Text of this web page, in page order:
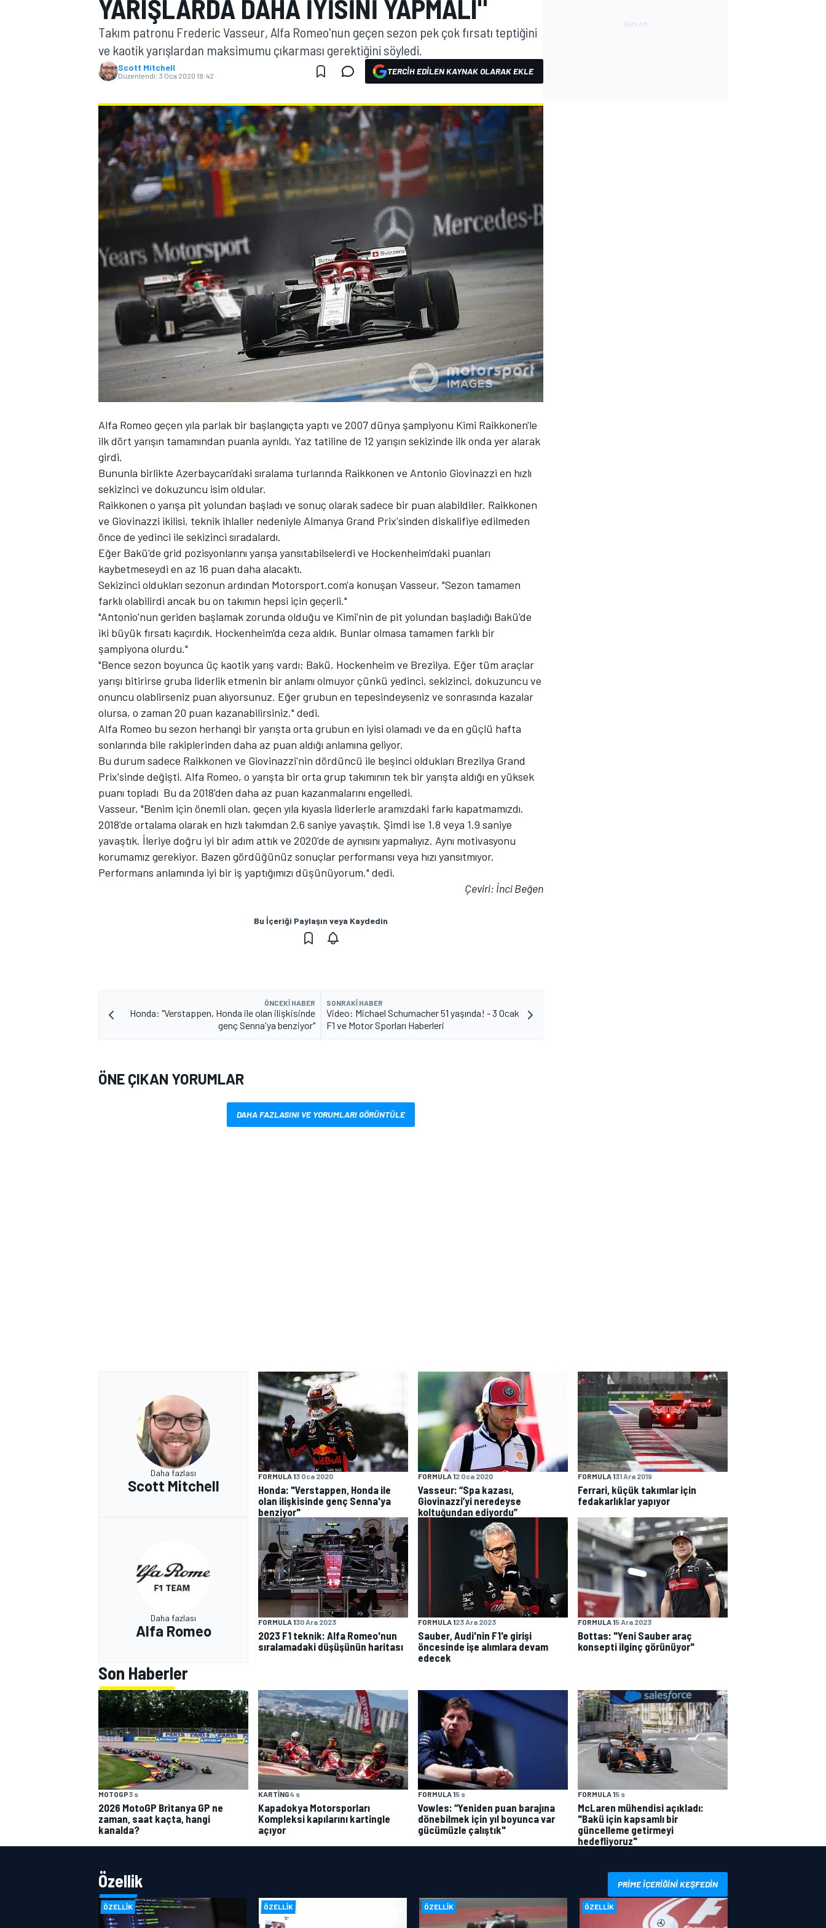
MOTOGP
WORLD SUPERBIKE
WRC
TÜRK SPORCULAR
YARIŞLARDA DAHA IYISINI YAPMALI"
Takım patronu Frederic Vasseur, Alfa Romeo'nun geçen sezon pek çok fırsatı teptiğini
ve kaotik yarışlardan maksimumu çıkarması gerektiğini söyledi.
Scott Mitchell
Düzenlendi: 3 Oca 2020 18:42 TERCIH EDILEN KAYNAK OLARAK EKLE
Alfa Romeo geçen yıla parlak bir başlangıçta yaptı ve 2007 dünya şampiyonu Kimi Raikkonen'le
ilk dört yarışın tamamından puanla ayrıldı. Yaz tatiline de 12 yarışın sekizinde ilk onda yer alarak
girdi.
Bununla birlikte Azerbaycan'daki sıralama turlarında Raikkonen ve Antonio Giovinazzi en hızlı
sekizinci ve dokuzuncu isim oldular.
Raikkonen o yarışa pit yolundan başladı ve sonuç olarak sadece bir puan alabildiler. Raikkonen
ve Giovinazzi ikilisi, teknik ihlaller nedeniyle Almanya Grand Prix'sinden diskalifiye edilmeden
önce de yedinci ile sekizinci sıradalardı.
Eğer Bakü'de grid pozisyonlarını yarışa yansıtabilselerdi ve Hockenheim'daki puanları
kaybetmeseydi en az 16 puan daha alacaktı.
Sekizinci oldukları sezonun ardından Motorsport.com'a konuşan Vasseur, "Sezon tamamen
farklı olabilirdi ancak bu on takımın hepsi için geçerli."
"Antonio'nun geriden başlamak zorunda olduğu ve Kimi'nin de pit yolundan başladığı Bakü'de
iki büyük fırsatı kaçırdık. Hockenheim'da ceza aldık. Bunlar olmasa tamamen farklı bir
şampiyona olurdu."
"Bence sezon boyunca üç kaotik yarış vardı; Bakü, Hockenheim ve Brezilya. Eğer tüm araçlar
yarışı bitirirse gruba liderlik etmenin bir anlamı olmuyor çünkü yedinci, sekizinci, dokuzuncu ve
onuncu olablirseniz puan alıyorsunuz. Eğer grubun en tepesindeyseniz ve sonrasında kazalar
olursa, o zaman 20 puan kazanabilirsiniz." dedi.
Alfa Romeo bu sezon herhangi bir yarışta orta grubun en iyisi olamadı ve da en güçlü hafta
sonlarında bile rakiplerinden daha az puan aldığı anlamına geliyor.
Bu durum sadece Raikkonen ve Giovinazzi'nin dördüncü ile beşinci oldukları Brezilya Grand
Prix'sinde değişti. Alfa Romeo, o yarışta bir orta grup takımının tek bir yarışta aldığı en yüksek
puanı topladı Bu da 2018'den daha az puan kazanmalarını engelledi.
Vasseur, "Benim için önemli olan, geçen yıla kıyasla liderlerle aramızdaki farkı kapatmamızdı.
2018'de ortalama olarak en hızlı takımdan 2.6 saniye yavaştık. Şimdi ise 1.8 veya 1.9 saniye
yavaştık. İleriye doğru iyi bir adım attık ve 2020'de de aynısını yapmalıyız. Aynı motivasyonu
korumamız gerekiyor. Bazen gördüğünüz sonuçlar performansı veya hızı yansıtmıyor.
Performans anlamında iyi bir iş yaptığımızı düşünüyorum." dedi.
Çeviri: İnci Beğen
Bu İçeriği Paylaşın veya Kaydedin
ÖNCEKI HABER
Honda: "Verstappen, Honda ile olan ilişkisinde
genç Senna'ya benziyor"
SONRAKI HABER
Video: Michael Schumacher 51 yaşında! - 3 Ocak
F1 ve Motor Sporları Haberleri
ÖNE ÇIKAN YORUMLAR
DAHA FAZLASINI VE YORUMLARI GÖRÜNTÜLE
Daha fazlası
Scott Mitchell
FORMULA 13 Oca 2020
Honda: "Verstappen, Honda ile
olan ilişkisinde genç Senna'ya
benziyor"
FORMULA 12 Oca 2020
Vasseur: “Spa kazası,
Giovinazzi’yi neredeyse
koltuğundan ediyordu”
FORMULA 131 Ara 2019
Ferrari, küçük takımlar için
fedakarlıklar yapıyor
Daha fazlası
Alfa Romeo
FORMULA 130 Ara 2023
2023 F1 teknik: Alfa Romeo'nun
sıralamadaki düşüşünün haritası
FORMULA 123 Ara 2023
Sauber, Audi'nin F1'e girişi
öncesinde işe alımlara devam
edecek
FORMULA 15 Ara 2023
Bottas: "Yeni Sauber araç
konsepti ilginç görünüyor"
Son Haberler
MOTOGP3 s
2026 MotoGP Britanya GP ne
zaman, saat kaçta, hangi
kanalda?
KARTING4 s
Kapadokya Motorsporları
Kompleksi kapılarını kartingle
açıyor
FORMULA 15 s
Vowles: “Yeniden puan barajına
dönebilmek için yıl boyunca var
gücümüzle çalıştık"
FORMULA 15 s
McLaren mühendisi açıkladı:
"Bakü için kapsamlı bir
güncelleme getirmeyi
hedefliyoruz"
Özellik PRIME IÇERIĞINI KEŞFEDIN
ÖZELLIK ÖZELLIK ÖZELLIK ÖZELLIK